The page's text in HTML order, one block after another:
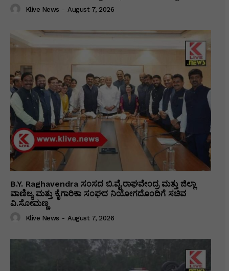
Klive News - August 7, 2026
B.Y. Raghavendra ಸಂಸದ ಬಿ.ವೈ.ರಾಘವೇಂದ್ರ ಮತ್ತು ಜಿಲ್ಲಾ
ವಾಣಿಜ್ಯ ಮತ್ತು ಕೈಗಾರಿಕಾ ಸಂಘದ ನಿಯೋಗದೊಂದಿಗೆ ಸಚಿವ
ವಿ‌.ಸೋಮಣ್ಣ
Klive News - August 7, 2026